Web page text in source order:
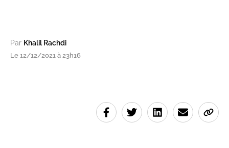
Par Khalil Rachdi
Le 12/12/2021 à 23h16